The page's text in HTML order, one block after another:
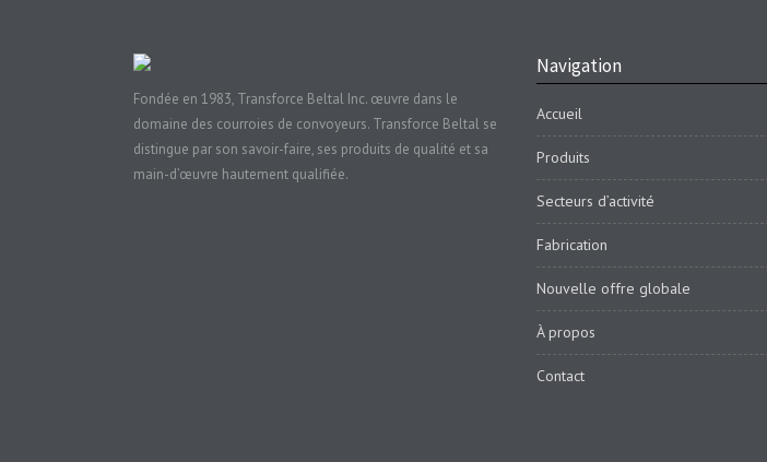
Fondée en 1983, Transforce Beltal Inc. œuvre dans le
domaine des courroies de convoyeurs. Transforce Beltal se
distingue par son savoir-faire, ses produits de qualité et sa
main-d’œuvre hautement qualifiée.
Navigation
Accueil
Produits
Secteurs d’activité
Fabrication
Nouvelle offre globale
À propos
Contact